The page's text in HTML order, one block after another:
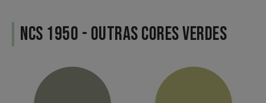
NCS 1950 - OUTRAS CORES VERDES